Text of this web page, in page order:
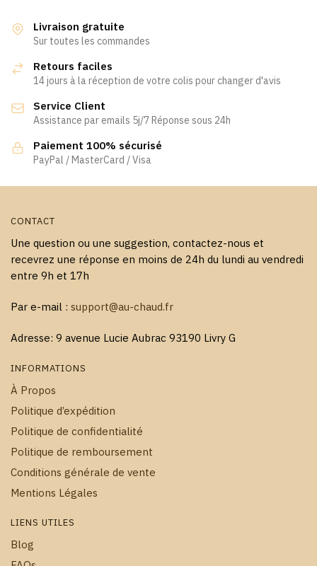
produit
Livraison gratuite
Sur toutes les commandes
Retours faciles
14 jours à la réception de votre colis pour changer d'avis
Service Client
Assistance par emails 5j/7 Réponse sous 24h
Paiement 100% sécurisé
PayPal / MasterCard / Visa
CONTACT
Une question ou une suggestion, contactez-nous et
recevrez une réponse en moins de 24h du lundi au vendredi
entre 9h et 17h
Par e-mail : support@au-chaud.fr
Adresse: 9 avenue Lucie Aubrac 93190 Livry G
INFORMATIONS
À Propos
Politique d’expédition
Politique de confidentialité
Politique de remboursement
Conditions générale de vente
Mentions Légales
LIENS UTILES
Blog